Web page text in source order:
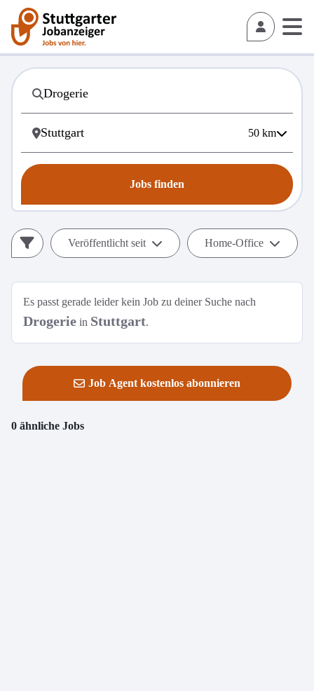
50 km
Jobs finden
Veröffentlicht seit Home-Office
Es passt gerade leider kein Job zu deiner Suche nach
Drogerie in Stuttgart.
Job Agent kostenlos abonnieren
0 ähnliche Jobs